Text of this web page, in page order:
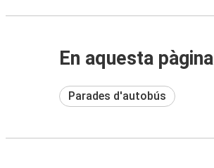
En aquesta pàgina
Parades d'autobús